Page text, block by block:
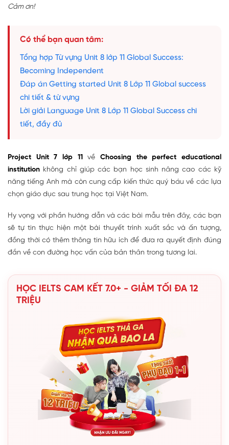
Cảm ơn!
Có thể bạn quan tâm:
Tổng hợp Từ vựng Unit 8 lớp 11 Global Success:
Becoming Independent
Đáp án Getting started Unit 8 Lớp 11 Global success
chi tiết & từ vựng
Lời giải Language Unit 8 Lớp 11 Global Success chi
tiết, đầy đủ
Project Unit 7 lớp 11 vềChoosing the perfect educational
institution không chỉ giúp các bạn học sinh nâng cao các kỹ
năng tiếng Anh mà còn cung cấp kiến thức quý báu về các lựa
chọn giáo dục sau trung học tại Việt Nam.
Hy vọng với phần hướng dẫn và các bài mẫu trên đây, các bạn
sẽ tự tin thực hiện một bài thuyết trình xuất sắc và ấn tượng,
đồng thời có thêm thông tin hữu ích để đưa ra quyết định đúng
đắn về con đường học vấn của bản thân trong tương lai.
HỌC IELTS CAM KẾT 7.0+ - GIẢM TỐI ĐA 12
TRIỆU